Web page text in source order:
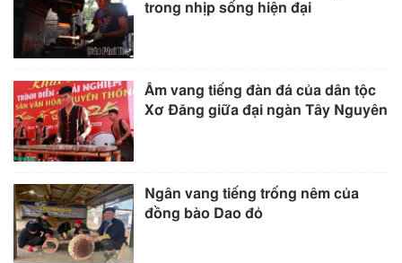
trong nhịp sống hiện đại
Âm vang tiếng đàn đá của dân tộc
Xơ Đăng giữa đại ngàn Tây Nguyên
Ngân vang tiếng trống nêm của
đồng bào Dao đỏ